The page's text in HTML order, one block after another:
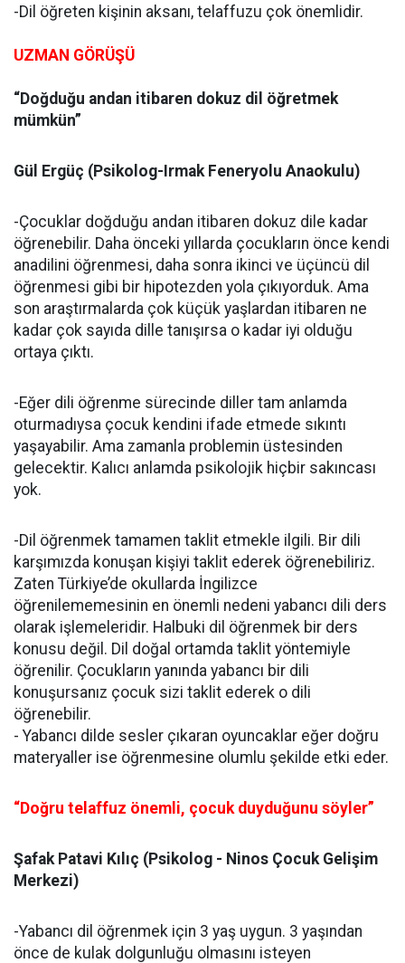
-Dil öğreten kişinin aksanı, telaffuzu çok önemlidir.
UZMAN GÖRÜŞÜ
“Doğduğu andan itibaren dokuz dil öğretmek
mümkün”
Gül Ergüç (Psikolog-Irmak Feneryolu Anaokulu)
-Çocuklar doğduğu andan itibaren dokuz dile kadar
öğrenebilir. Daha önceki yıllarda çocukların önce kendi
anadilini öğrenmesi, daha sonra ikinci ve üçüncü dil
öğrenmesi gibi bir hipotezden yola çıkıyorduk. Ama
son araştırmalarda çok küçük yaşlardan itibaren ne
kadar çok sayıda dille tanışırsa o kadar iyi olduğu
ortaya çıktı.
-Eğer dili öğrenme sürecinde diller tam anlamda
oturmadıysa çocuk kendini ifade etmede sıkıntı
yaşayabilir. Ama zamanla problemin üstesinden
gelecektir. Kalıcı anlamda psikolojik hiçbir sakıncası
yok.
-Dil öğrenmek tamamen taklit etmekle ilgili. Bir dili
karşımızda konuşan kişiyi taklit ederek öğrenebiliriz.
Zaten Türkiye’de okullarda İngilizce
öğrenilememesinin en önemli nedeni yabancı dili ders
olarak işlemeleridir. Halbuki dil öğrenmek bir ders
konusu değil. Dil doğal ortamda taklit yöntemiyle
öğrenilir. Çocukların yanında yabancı bir dili
konuşursanız çocuk sizi taklit ederek o dili
öğrenebilir.
- Yabancı dilde sesler çıkaran oyuncaklar eğer doğru
materyaller ise öğrenmesine olumlu şekilde etki eder.
“Doğru telaffuz önemli, çocuk duyduğunu söyler”
Şafak Patavi Kılıç (Psikolog - Ninos Çocuk Gelişim
Merkezi)
-Yabancı dil öğrenmek için 3 yaş uygun. 3 yaşından
önce de kulak dolgunluğu olmasını isteyen